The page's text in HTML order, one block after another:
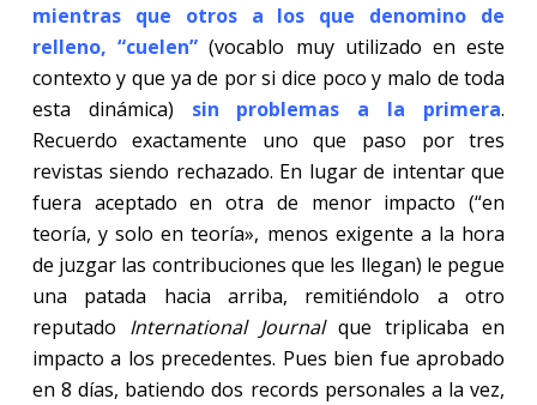
mientras que otros a los que denomino de
relleno, “cuelen” (vocablo muy utilizado en este
contexto y que ya de por si dice poco y malo de toda
esta dinámica) sin problemas a la primera.
Recuerdo exactamente uno que paso por tres
revistas siendo rechazado. En lugar de intentar que
fuera aceptado en otra de menor impacto (“en
teoría, y solo en teoría», menos exigente a la hora
de juzgar las contribuciones que les llegan) le pegue
una patada hacia arriba, remitiéndolo a otro
reputado International Journalque triplicaba en
impacto a los precedentes. Pues bien fue aprobado
en 8 días, batiendo dos records personales a la vez,